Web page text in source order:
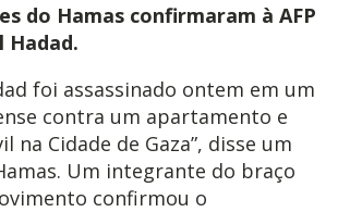
do Hamas confirmaram à AFP
Hadad.
foi assassinado ontem em um
contra um apartamento e
na Cidade de Gaza”, disse um
Um integrante do braço
confirmou o